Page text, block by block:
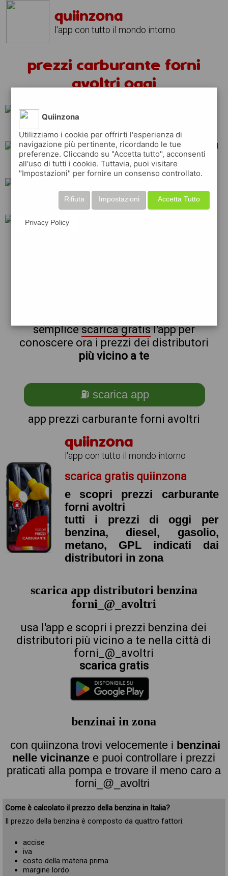
quiinzona
l'app con tutto il mondo intorno
prezzi carburante forni
avoltri oggi
shell
esso erg tamoil
q8 eni
semplicescarica gratisl'app per
conoscere ora i prezzi dei distributori
più vicino a te
⛽ scarica app
app prezzi carburante forni avoltri
quiinzona
l'app con tutto il mondo intorno
scarica gratis quiinzona
e scopri prezzi carburante
forni avoltri
tutti i prezzi di oggi per
benzina, diesel, gasolio,
metano, GPL indicati dai
distributori in zona
scarica app distributori benzina
forni_@_avoltri
usa l'app e scopri i prezzi benzina dei
distributori più vicino a te nella città di
forni_@_avoltri
scarica gratis
benzinai in zona
con quiinzona trovi velocemente i benzinai
nelle vicinanze e puoi controllare i prezzi
praticati alla pompa e trovare il meno caro a
forni_@_avoltri
Come è calcolato il prezzo della benzina in Italia?
Il prezzo della benzina è composto da quattro fattori:
accise
iva
costo della materia prima
margine lordo
Quiinzona
Utilizziamo i cookie per offrirti l'esperienza di
navigazione più pertinente, ricordando le tue
preferenze. Cliccando su "Accetta tutto", acconsenti
all'uso di tutti i cookie. Tuttavia, puoi visitare
"Impostazioni" per fornire un consenso controllato.
Accetta Tutto
Impostazioni
Rifiuta
Privacy Policy